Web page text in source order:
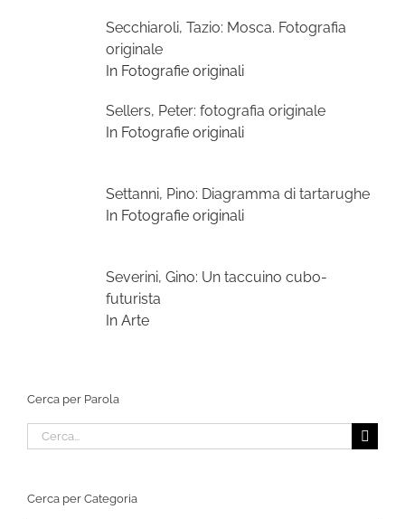
Secchiaroli, Tazio: Mosca. Fotografia
originale
In Fotografie originali
Sellers, Peter: fotografia originale
In Fotografie originali
Settanni, Pino: Diagramma di tartarughe
In Fotografie originali
Severini, Gino: Un taccuino cubo-
futurista
In Arte
Cerca per Parola
Cerca
per:
Cerca per Categoria